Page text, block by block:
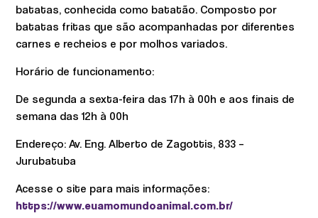
batatas, conhecida como batatão. Composto por
batatas fritas que são acompanhadas por diferentes
carnes e recheios e por molhos variados.
Horário de funcionamento:
De segunda a sexta-feira das 17h à 00h e aos finais de
semana das 12h à 00h
Endereço: Av. Eng. Alberto de Zagottis, 833 –
Jurubatuba
Acesse o site para mais informações:
https://www.euamomundoanimal.com.br/